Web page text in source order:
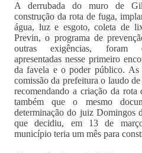
A derrubada do muro de
construção da rota de fuga,
água, luz e esgoto, coleta de
Previn, o programa de
outras exigências, foram
apresentadas nesse primeiro
da favela e o poder público. As
comissão da prefeitura o laudo
recomendando a criação da
também que o mesmo
determinação do juiz Domingos
que decidiu, em 13 de
município teria um mês para